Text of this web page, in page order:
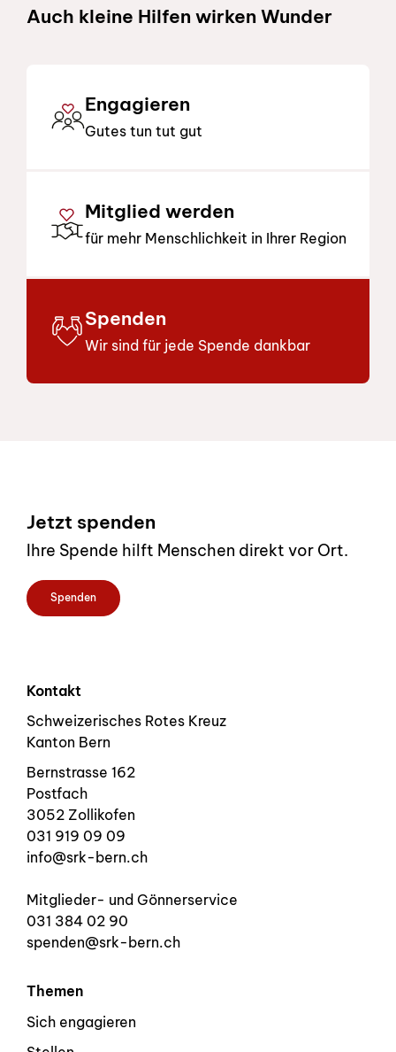
Auch kleine Hilfen wirken Wunder
Engagieren
Gutes tun tut gut
Mitglied werden
für mehr Menschlichkeit in Ihrer Region
Spenden
Wir sind für jede Spende dankbar
Jetzt spenden
Ihre Spende hilft Menschen direkt vor Ort.
Spenden
Kontakt
Schweizerisches Rotes Kreuz
Kanton Bern
Bernstrasse 162
Postfach
3052 Zollikofen
031 919 09 09
info@srk-bern.ch
Mitglieder- und Gönnerservice
031 384 02 90
spenden@srk-bern.ch
Themen
Sich engagieren